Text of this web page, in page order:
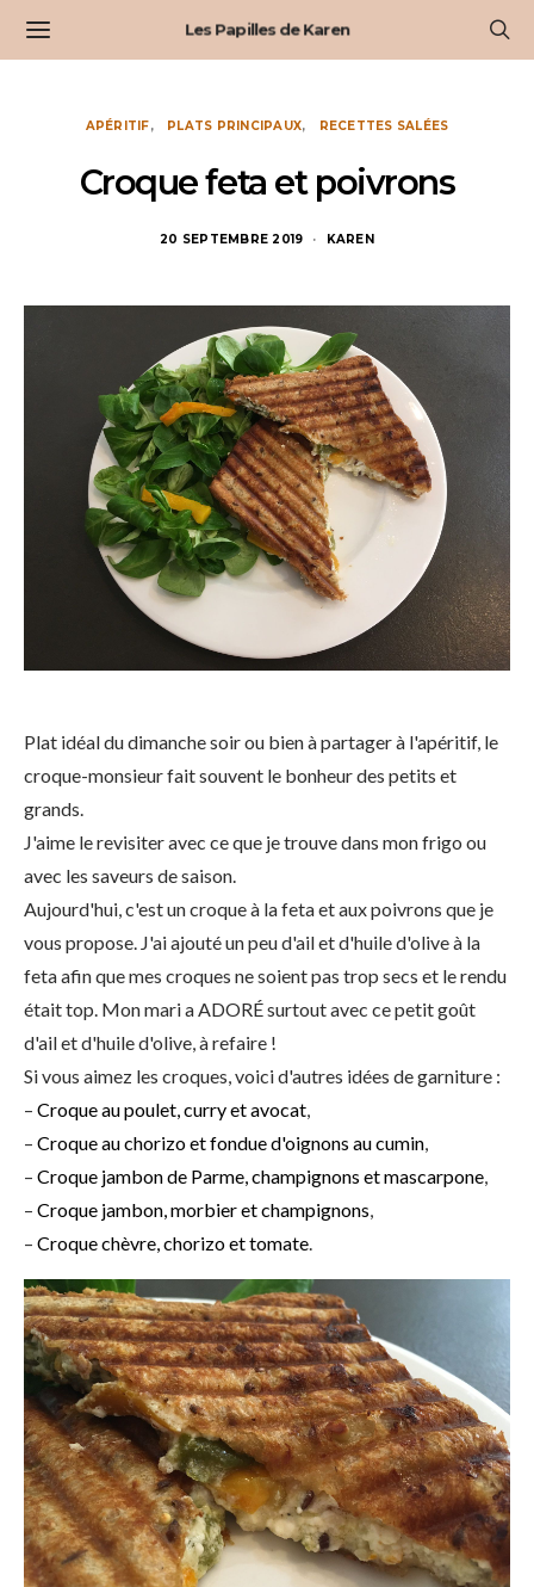
Les Papilles de Karen
APÉRITIF PLATS PRINCIPAUX RECETTES SALÉES
Croque feta et poivrons
20 SEPTEMBRE 2019 KAREN
Plat idéal du dimanche soir ou bien à partager à l'apéritif, le
croque-monsieur fait souvent le bonheur des petits et
grands.
J'aime le revisiter avec ce que je trouve dans mon frigo ou
avec les saveurs de saison.
Aujourd'hui, c'est un croque à la feta et aux poivrons que je
vous propose. J'ai ajouté un peu d'ail et d'huile d'olive à la
feta afin que mes croques ne soient pas trop secs et le rendu
était top. Mon mari a ADORÉ surtout avec ce petit goût
d'ail et d'huile d'olive, à refaire !
Si vous aimez les croques, voici d'autres idées de garniture :
– Croque au poulet, curry et avocat,
– Croque au chorizo et fondue d'oignons au cumin,
– Croque jambon de Parme, champignons et mascarpone,
– Croque jambon, morbier et champignons,
– Croque chèvre, chorizo et tomate.